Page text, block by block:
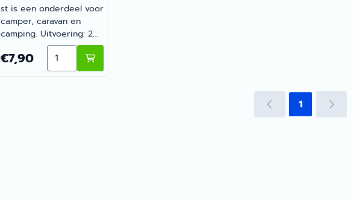
st is een onderdeel voor
camper, caravan en
camping. Uitvoering: 2
stuks. Een slimme
aanvulling op de
uitrusting van je camper
Prijs: 7,90
€7,90 Aantal kiezen voor Campking Daksteunklem 32 mm 2 st
1